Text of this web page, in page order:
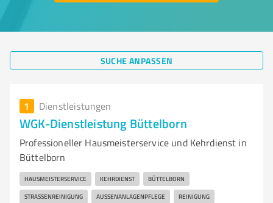
SUCHE ANPASSEN
1 Dienstleistungen
WGK-Dienstleistung Büttelborn
Professioneller Hausmeisterservice und Kehrdienst in
Büttelborn
HAUSMEISTERSERVICE KEHRDIENST BÜTTELBORN
STRASSENREINIGUNG AUSSENANLAGENPFLEGE REINIGUNG